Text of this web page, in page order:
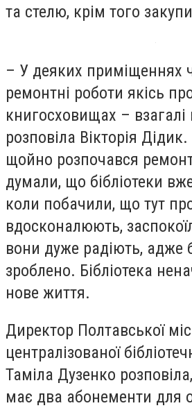
та стелю, крім того
– У деяких приміщеннях
ремонтні роботи якісь
книгосховищах – взагалі
розповіла Вікторія
щойно розпочався
думали, що бібліотеки
коли побачили, що тут
вдосконалюють,
вони дуже радіють, адже
зроблено. Бібліотека
нове життя.
Директор Полтавської
централізованої
Таміла Дузенко
має два абонементи для